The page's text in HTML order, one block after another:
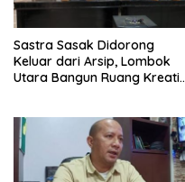
Sastra Sasak Didorong
Keluar dari Arsip, Lombok
Utara Bangun Ruang Kreatif